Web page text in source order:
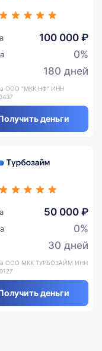
100 000 ₽
0%
180 дней
ООО "МКК НФ" ИНН
деньги
50 000 ₽
0%
30 дней
ООО МКК ТУРБОЗАЙМ ИНН
деньги